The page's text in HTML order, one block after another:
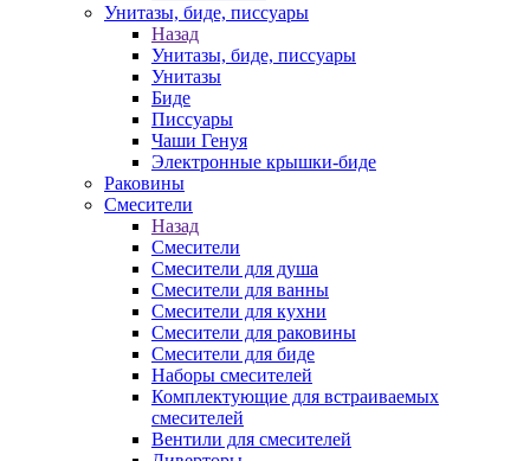
Унитазы, биде, писсуары
Назад
Унитазы, биде, писсуары
Унитазы
Биде
Писсуары
Чаши Генуя
Электронные крышки-биде
Раковины
Смесители
Назад
Смесители
Смесители для душа
Смесители для ванны
Смесители для кухни
Смесители для раковины
Смесители для биде
Наборы смесителей
Комплектующие для встраиваемых
смесителей
Вентили для смесителей